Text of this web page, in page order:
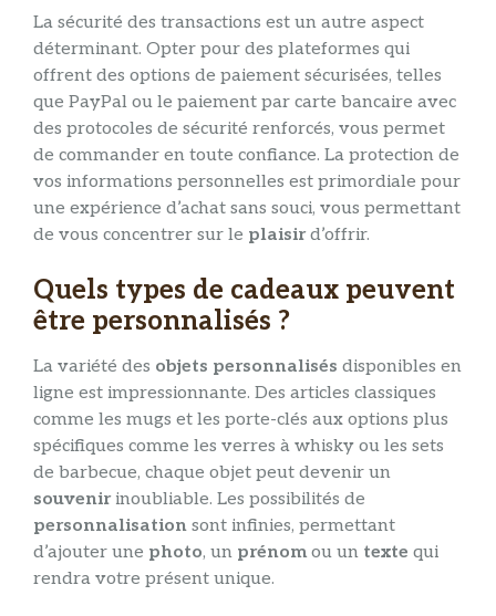
La sécurité des transactions est un autre aspect
déterminant. Opter pour des plateformes qui
offrent des options de paiement sécurisées, telles
que PayPal ou le paiement par carte bancaire avec
des protocoles de sécurité renforcés, vous permet
de commander en toute confiance. La protection de
vos informations personnelles est primordiale pour
une expérience d’achat sans souci, vous permettant
de vous concentrer sur le plaisird’offrir.
Quels types de cadeaux peuvent
être personnalisés ?
La variété des objets personnalisés disponibles en
ligne est impressionnante. Des articles classiques
comme les mugs et les porte-clés aux options plus
spécifiques comme les verres à whisky ou les sets
de barbecue, chaque objet peut devenir un
souvenirinoubliable. Les possibilités de
personnalisation sont infinies, permettant
d’ajouter une photo, un prénomou un texte qui
rendra votre présent unique.